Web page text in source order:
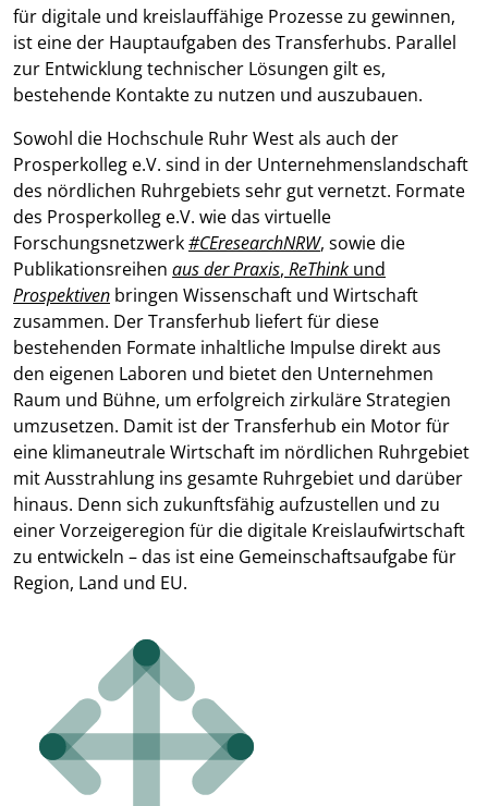
für digitale und kreislauffähige Prozesse zu gewinnen,
ist eine der Hauptaufgaben des Transferhubs. Parallel
zur Entwicklung technischer Lösungen gilt es,
bestehende Kontakte zu nutzen und auszubauen.
Sowohl die Hochschule Ruhr West als auch der
Prosperkolleg e.V. sind in der Unternehmenslandschaft
des nördlichen Ruhrgebiets sehr gut vernetzt. Formate
des Prosperkolleg e.V. wie das virtuelle
Forschungsnetzwerk#CEresearchNRW, sowie die
Publikationsreihen aus der Praxis, ReThink und
Prospektiven bringen Wissenschaft und Wirtschaft
zusammen. Der Transferhub liefert für diese
bestehenden Formate inhaltliche Impulse direkt aus
den eigenen Laboren und bietet den Unternehmen
Raum und Bühne, um erfolgreich zirkuläre Strategien
umzusetzen. Damit ist der Transferhub ein Motor für
eine klimaneutrale Wirtschaft im nördlichen Ruhrgebiet
mit Ausstrahlung ins gesamte Ruhrgebiet und darüber
hinaus. Denn sich zukunftsfähig aufzustellen und zu
einer Vorzeigeregion für die digitale Kreislaufwirtschaft
zu entwickeln – das ist eine Gemeinschaftsaufgabe für
Region, Land und EU.